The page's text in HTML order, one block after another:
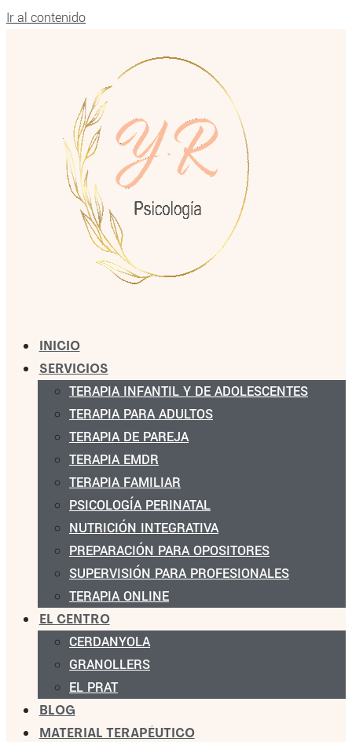
Ir al contenido
INICIO
SERVICIOS
TERAPIA INFANTIL Y DE ADOLESCENTES
TERAPIA PARA ADULTOS
TERAPIA DE PAREJA
TERAPIA EMDR
TERAPIA FAMILIAR
PSICOLOGÍA PERINATAL
NUTRICIÓN INTEGRATIVA
PREPARACIÓN PARA OPOSITORES
SUPERVISIÓN PARA PROFESIONALES
TERAPIA ONLINE
EL CENTRO
CERDANYOLA
GRANOLLERS
EL PRAT
BLOG
MATERIAL TERAPÉUTICO